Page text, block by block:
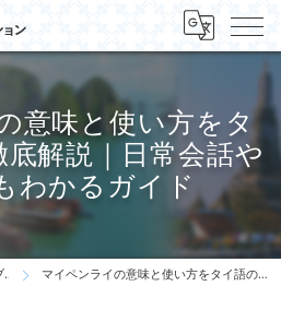
意味と使い方をタ
解説｜日常会話や
わかるガイド
マイペンライの意味と使い方をタイ語の例文で徹底解説｜日常会話や文化背景もわかるガイド